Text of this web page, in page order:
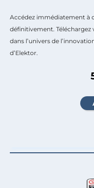
Accédez immédiatement à
définitivement. Téléchargez
dans l’univers de
d’Elektor.